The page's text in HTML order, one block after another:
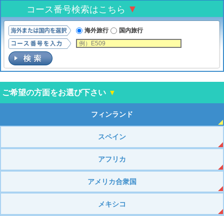
コース番号検索はこちら ▼
海外旅行 国内旅行
ご希望の方面をお選び下さい ▼
フィンランド
スペイン
アフリカ
アメリカ合衆国
メキシコ